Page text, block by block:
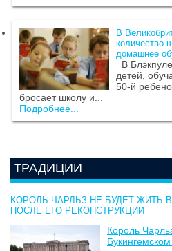
В
количество
домашнее
В
детей,
50-й
бросает школу и...
Подробнее...
ТРАДИЦИИ
КОРОЛЬ ЧАРЛЬЗ НЕ БУДЕТ ЖИТЬ
ПОСЛЕ ЕГО РЕКОНСТРУКЦИИ
Король